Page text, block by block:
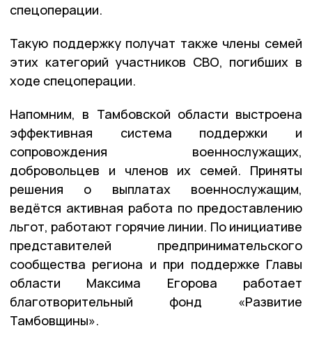
спецоперации.
Такую поддержку получат также члены семей
этих категорий участников СВО, погибших в
ходе спецоперации.
Напомним, в Тамбовской области выстроена
эффективная система поддержки и
сопровождения военнослужащих,
добровольцев и членов их семей. Приняты
решения о выплатах военнослужащим,
ведётся активная работа по предоставлению
льгот, работают горячие линии. По инициативе
представителей предпринимательского
сообщества региона и при поддержке Главы
области Максима Егорова работает
благотворительный фонд «Развитие
Тамбовщины».